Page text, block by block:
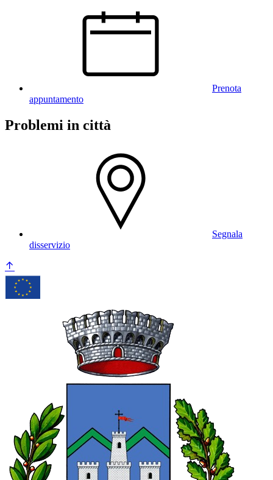
Prenota
appuntamento
Problemi in città
Segnala
disservizio